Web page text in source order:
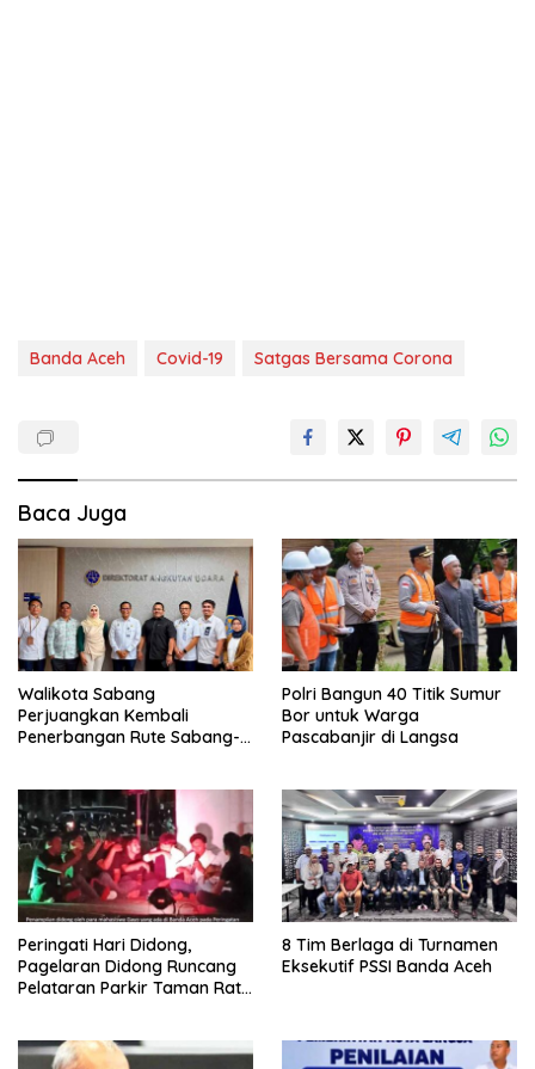
Banda Aceh Covid-19 Satgas Bersama Corona
Baca Juga
Walikota Sabang
Perjuangkan Kembali
Penerbangan Rute Sabang-
Polri Bangun 40 Titik Sumur
Bor untuk Warga
Pascabanjir di Langsa
Peringati Hari Didong,
Pagelaran Didong Runcang
Pelataran Parkir Taman Ratu
8 Tim Berlaga di Turnamen
Eksekutif PSSI Banda Aceh